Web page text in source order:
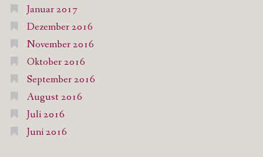
Januar 2017
Dezember 2016
November 2016
Oktober 2016
September 2016
August 2016
Juli 2016
Juni 2016